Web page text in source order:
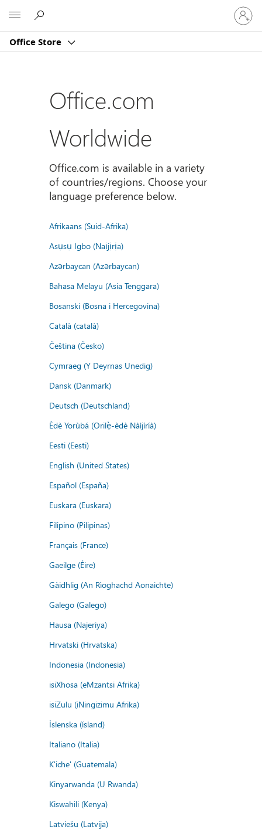
Office Store
Sign
in
to
account
Office.com
Worldwide
Office.com is available in a variety
of countries/regions. Choose your
language preference below.
Afrikaans (Suid-Afrika)
Asụsụ Igbo (Naịjịrịa)
Azərbaycan (Azərbaycan)
Bahasa Melayu (Asia Tenggara)
Bosanski (Bosna i Hercegovina)
Català (català)
Čeština (Česko)
Cymraeg (Y Deyrnas Unedig)
Dansk (Danmark)
Deutsch (Deutschland)
Èdè Yorùbá (Orilẹ̀-èdè Nàìjíríà)
Eesti (Eesti)
English (United States)
Español (España)
Euskara (Euskara)
Filipino (Pilipinas)
Français (France)
Gaeilge (Éire)
Gàidhlig (An Rìoghachd Aonaichte)
Galego (Galego)
Hausa (Najeriya)
Hrvatski (Hrvatska)
Indonesia (Indonesia)
isiXhosa (eMzantsi Afrika)
isiZulu (iNingizimu Afrika)
Íslenska (ísland)
Italiano (Italia)
K'iche' (Guatemala)
Kinyarwanda (U Rwanda)
Kiswahili (Kenya)
Latviešu (Latvija)